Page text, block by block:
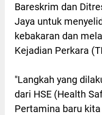
Bareskrim dan
Jaya untuk
kebakaran dan
Kejadian Perkara
"Langkah yang
dari HSE (Health
Pertamina baru